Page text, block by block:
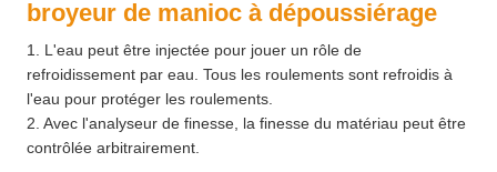
broyeur de manioc à dépoussiérage
1. L'eau peut être injectée pour jouer un rôle de
refroidissement par eau. Tous les roulements sont refroidis à
l'eau pour protéger les roulements.
2. Avec l'analyseur de finesse, la finesse du matériau peut être
contrôlée arbitrairement.